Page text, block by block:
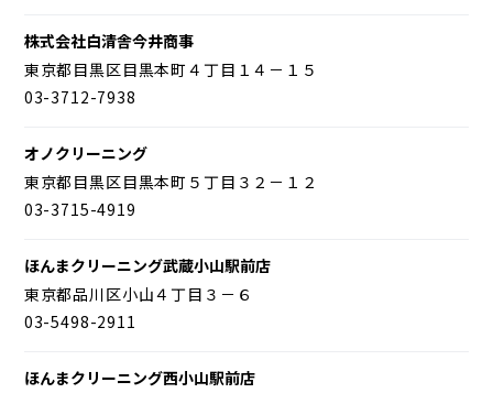
株式会社白清舎今井商事
東京都目黒区目黒本町４丁目１４－１５
03-3712-7938
オノクリーニング
東京都目黒区目黒本町５丁目３２－１２
03-3715-4919
ほんまクリーニング武蔵小山駅前店
東京都品川区小山４丁目３－６
03-5498-2911
ほんまクリーニング西小山駅前店